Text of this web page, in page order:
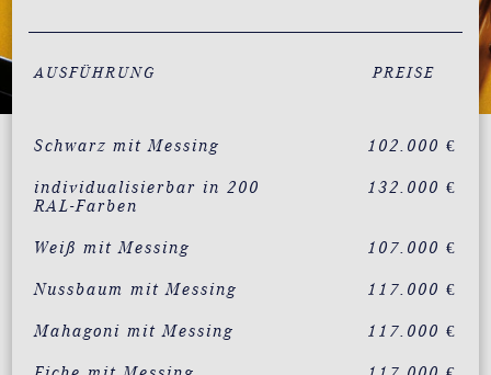
AUSFÜHRUNG PREISE
Schwarz mit Messing 102.000 €
individualisierbar in 200
RAL-Farben
132.000 €
Weiß mit Messing 107.000 €
Nussbaum mit Messing 117.000 €
Mahagoni mit Messing 117.000 €